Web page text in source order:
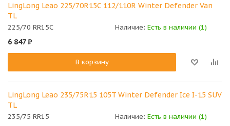
LingLong Leao 225/70R15C 112/110R Winter Defender Van
TL
225/70 RR15C Наличие: Есть в наличии (1)
6 847₽
В корзину
LingLong Leao 235/75R15 105T Winter Defender Ice I-15 SUV
TL
235/75 RR15 Наличие: Есть в наличии (1)